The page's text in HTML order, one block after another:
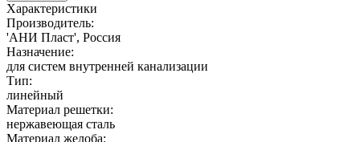
Характеристики
Производитель:
'АНИ Пласт', Россия
Назначение:
для систем внутренней канализации
Тип:
линейный
Материал решетки:
нержавеющая сталь
Материал желоба: